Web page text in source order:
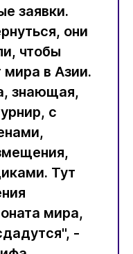
заявки.
они
чтобы
мира в Азии.
знающая,
с
Тут
мира,
-